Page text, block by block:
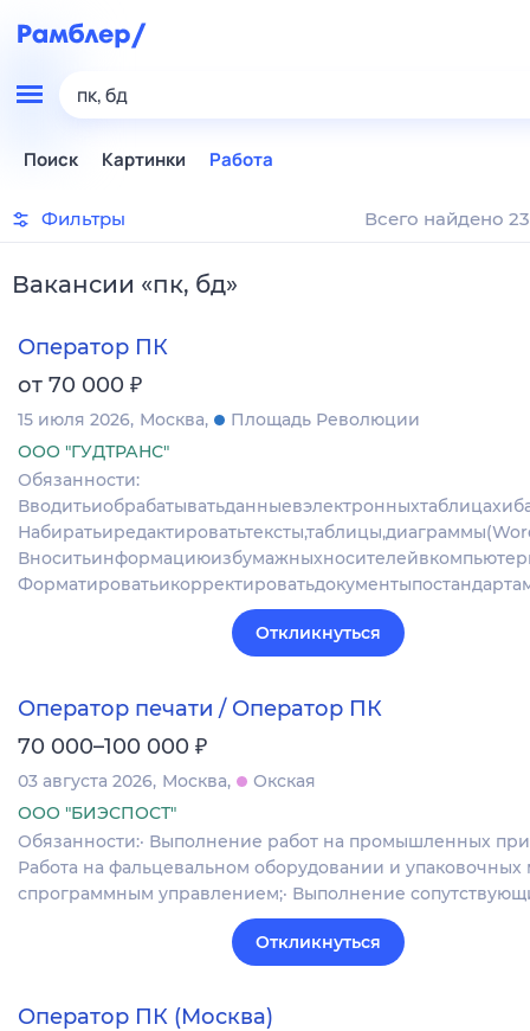
пк, бд
Поиск Картинки Работа
Фильтры Всего найдено
Вакансии «пк, бд»
Оператор ПК
от 70 000 ₽
15 июля 2026 Москва
Площадь Революции
ООО "ГУДТРАНС"
Обязанности:
Откликнуться
Оператор печати / Оператор ПК
70 000–100 000 ₽
03 августа 2026 Москва
Окская
ООО "БИЭСПОСТ"
Обязанности:· Выполнение работ на промышленных
Работа на фальцевальном оборудовании и
спрограммным управлением;· Выполнение
Откликнуться
Оператор ПК (Москва)